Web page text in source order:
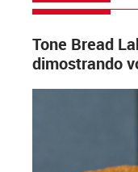
Tone Bread
dimostrando